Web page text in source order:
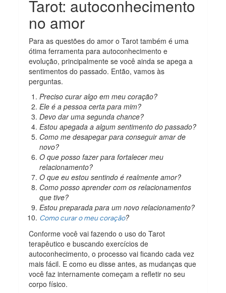
Tarot: autoconhecimento
no amor
Para as questões do amor o Tarot também é uma
ótima ferramenta para autoconhecimento e
evolução, principalmente se você ainda se apega a
sentimentos do passado. Então, vamos às
perguntas.
Preciso curar algo em meu coração?
Ele é a pessoa certa para mim?
Devo dar uma segunda chance?
Estou apegada a algum sentimento do passado?
Como me desapegar para conseguir amar de
novo?
O que posso fazer para fortalecer meu
relacionamento?
O que eu estou sentindo é realmente amor?
Como posso aprender com os relacionamentos
que tive?
Estou preparada para um novo relacionamento?
Como curar o meu coração?
Conforme você vai fazendo o uso do Tarot
terapêutico e buscando exercícios de
autoconhecimento, o processo vai ficando cada vez
mais fácil. E como eu disse antes, as mudanças que
você faz internamente começam a refletir no seu
corpo físico.